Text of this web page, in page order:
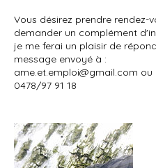
Vous désirez prendre rendez-
demander un complément
je me ferai un plaisir de
message envoyé à :
ame.et.emploi@gmail.com ou